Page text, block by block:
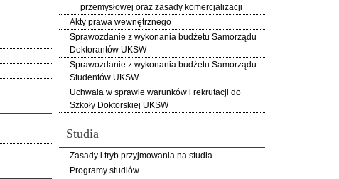
przemysłowej oraz zasady komercjalizacji
Akty prawa wewnętrznego
Sprawozdanie z wykonania budżetu Samorządu
Doktorantów UKSW
Sprawozdanie z wykonania budżetu Samorządu
Studentów UKSW
Uchwała w sprawie warunków i rekrutacji do
Szkoły Doktorskiej UKSW
Studia
Zasady i tryb przyjmowania na studia
Programy studiów